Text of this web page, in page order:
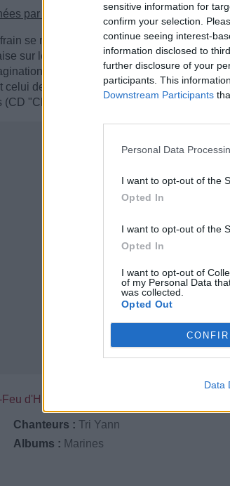
sensitive information for
confirm your selection.
continue seeing interest-
information disclosed to
further disclosure of your
participants. This
Downstream Participants
Personal Data
I want to opt-out of the
Opted In
I want to opt-out of the
Opted In
I want to opt-out of
of my Personal Data
was collected.
Opted Out
Data
par le groupe :
se retrouvent dans de nombreuses
sur le thème du "navire merveilleux" qui
(cf "l’ULM merveilleux" dans
celui de "M’en revenant de la Rochelle"
(CD "Chants de marins en fête" - Paimpol
d'Hiver
Chanteurs : Tri Yann
Albums : Marines